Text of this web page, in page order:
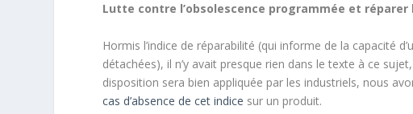
Lutte contre l’obsolescence programmée et réparer
Hormis l’indice de réparabilité (qui informe de la capacité
détachées), il n’y avait presque rien dans le texte à ce
disposition sera bien appliquée par les industriels, nous
cas d’absence de cet indice sur un produit.